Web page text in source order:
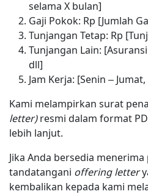
selama X bulan]
Gaji Pokok: Rp [Jumlah
Tunjangan Tetap: Rp
Tunjangan Lain:
dll]
Jam Kerja: [Senin –
Kami melampirkan surat
letter)resmi dalam format
lebih lanjut.
Jika Anda bersedia
tandatangani offering letter
kembalikan kepada kami